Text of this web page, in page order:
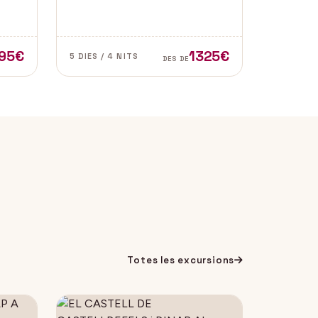
especialment a les províncies de
Cadis i Màlaga. Vens amb
nosaltres?
5 DIES / 4 NITS DES DE1325€
Totes les excursions